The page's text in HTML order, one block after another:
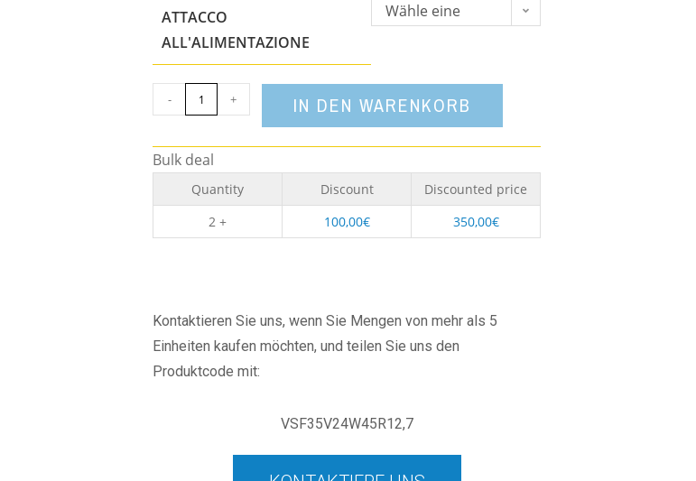
ATTACCO
ALL'ALIMENTAZIONE
Wähle eine
- + IN DEN WARENKORB
Bulk deal
Quantity Discount
Discounted price
2 +
100,00€ 350,00€
Kontaktieren Sie uns, wenn Sie Mengen von mehr als 5
Einheiten kaufen möchten, und teilen Sie uns den
Produktcode mit:
VSF35V24W45R12,7